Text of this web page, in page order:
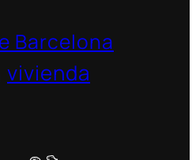
Barcelona
vivienda